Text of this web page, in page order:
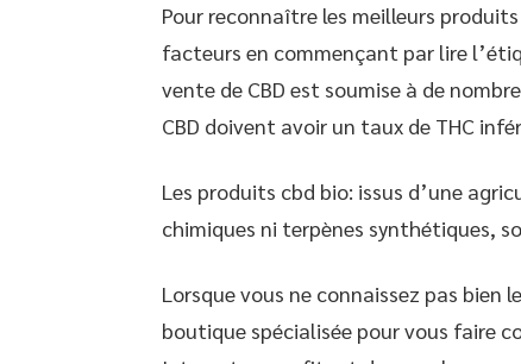
Pour reconnaître les meilleurs
facteurs en commençant par lire
vente de CBD est soumise à de
CBD doivent avoir un taux de THC
Les produits cbd bio: issus d’une
chimiques ni terpènes synthétiques,
Lorsque vous ne connaissez pas bien
boutique spécialisée pour vous faire